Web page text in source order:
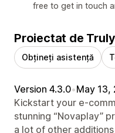
free to get in touch
Proiectat de
Obțineți asistență
Version 4.3.0•May 13,
Kickstart your e-
stunning “Novaplay”
a lot of other